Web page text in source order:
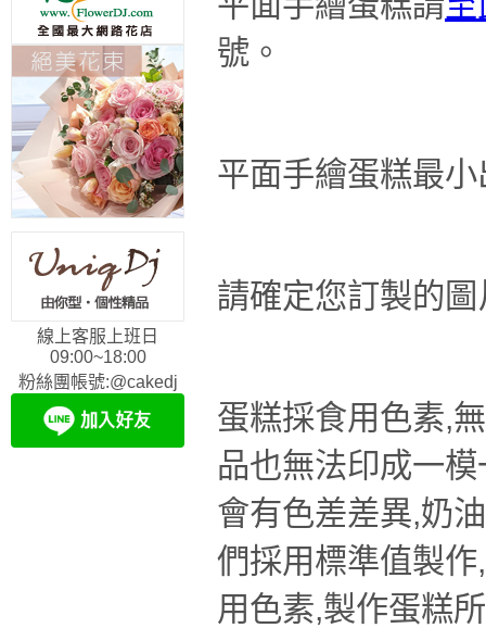
線上客服上班日
09:00~18:00
粉絲團帳號:@cakedj
號。
平面手繪蛋糕最
請確定您訂製的
蛋糕採食用色素,
品也無法印成一
會有色差差異,奶
們採用標準值製
用色素,製作蛋糕